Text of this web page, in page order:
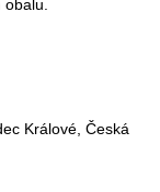
Králové, Česká